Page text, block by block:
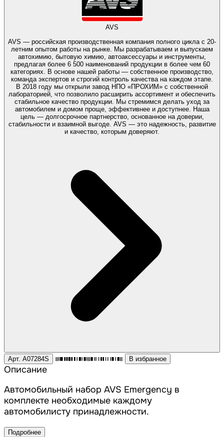
AVS
AVS — российская производственная компания полного цикла с 20-
летним опытом работы на рынке. Мы разрабатываем и выпускаем
автохимию, бытовую химию, автоаксессуары и инструменты,
предлагая более 6 500 наименований продукции в более чем 60
категориях. В основе нашей работы — собственное производство,
команда экспертов и строгий контроль качества на каждом этапе.
В 2018 году мы открыли завод НПО «ПРОХИМ» с собственной
лабораторией, что позволило расширить ассортимент и обеспечить
стабильное качество продукции. Мы стремимся делать уход за
автомобилем и домом проще, эффективнее и доступнее. Наша
цель — долгосрочное партнерство, основанное на доверии,
стабильности и взаимной выгоде. AVS — это надежность, развитие
и качество, которым доверяют.
Арт. A07284S В избранное
Описание
Автомобильный набор AVS Emergency в
комплекте необходимые каждому
автомобилисту принадлежности.
Подробнее